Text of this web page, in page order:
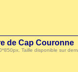
de Cap Couronne
Taille disponible sur